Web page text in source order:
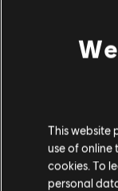
This website
use of online
cookies. To
personal